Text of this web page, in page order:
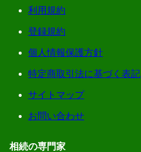
利用規約
登録規約
個人情報保護方針
特定商取引法に基づく表記
サイトマップ
お問い合わせ
相続の専門家